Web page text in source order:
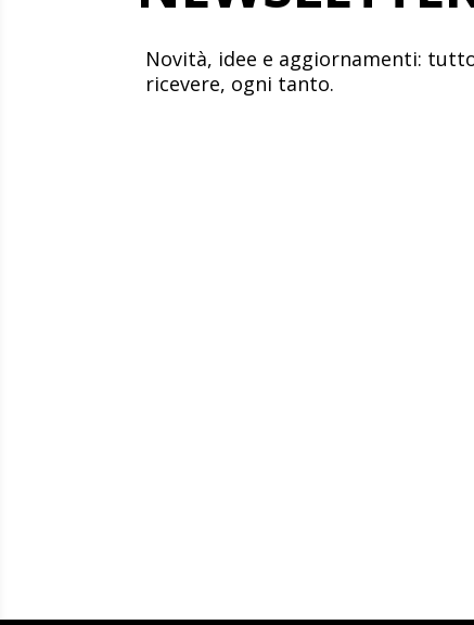
Novità, idee e aggiornamenti:
ricevere, ogni tanto.